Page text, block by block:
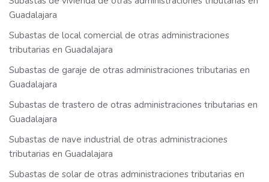
Guadalajara
Subastas de local comercial de otras administraciones
tributarias en Guadalajara
Subastas de garaje de otras administraciones tributarias en
Guadalajara
Subastas de trastero de otras administraciones tributarias en
Guadalajara
Subastas de nave industrial de otras administraciones
tributarias en Guadalajara
Subastas de solar de otras administraciones tributarias en